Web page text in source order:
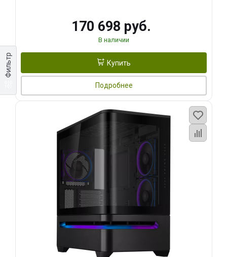
Фильтр
170 698 руб.
В наличии
Купить
Подробнее